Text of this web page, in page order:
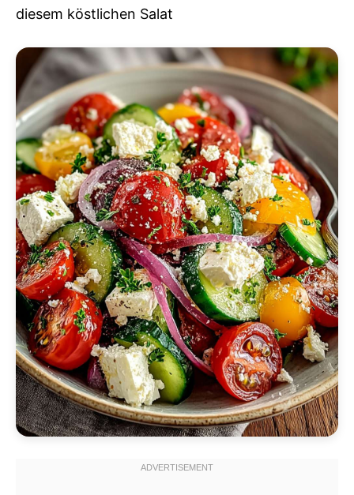
diesem köstlichen Salat